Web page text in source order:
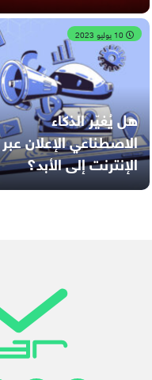
هل يُغيّر الذكاء
الاصطناعي الإعلان عبر
الإنترنت إلى الأبد؟